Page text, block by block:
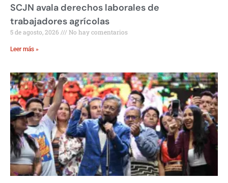
SCJN avala derechos laborales de
trabajadores agrícolas
5 de agosto, 2026 No hay comentarios
Leer más »